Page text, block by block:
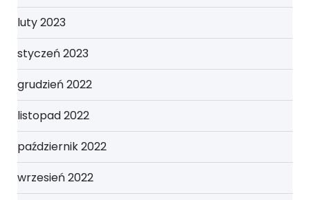
luty 2023
styczeń 2023
grudzień 2022
listopad 2022
październik 2022
wrzesień 2022